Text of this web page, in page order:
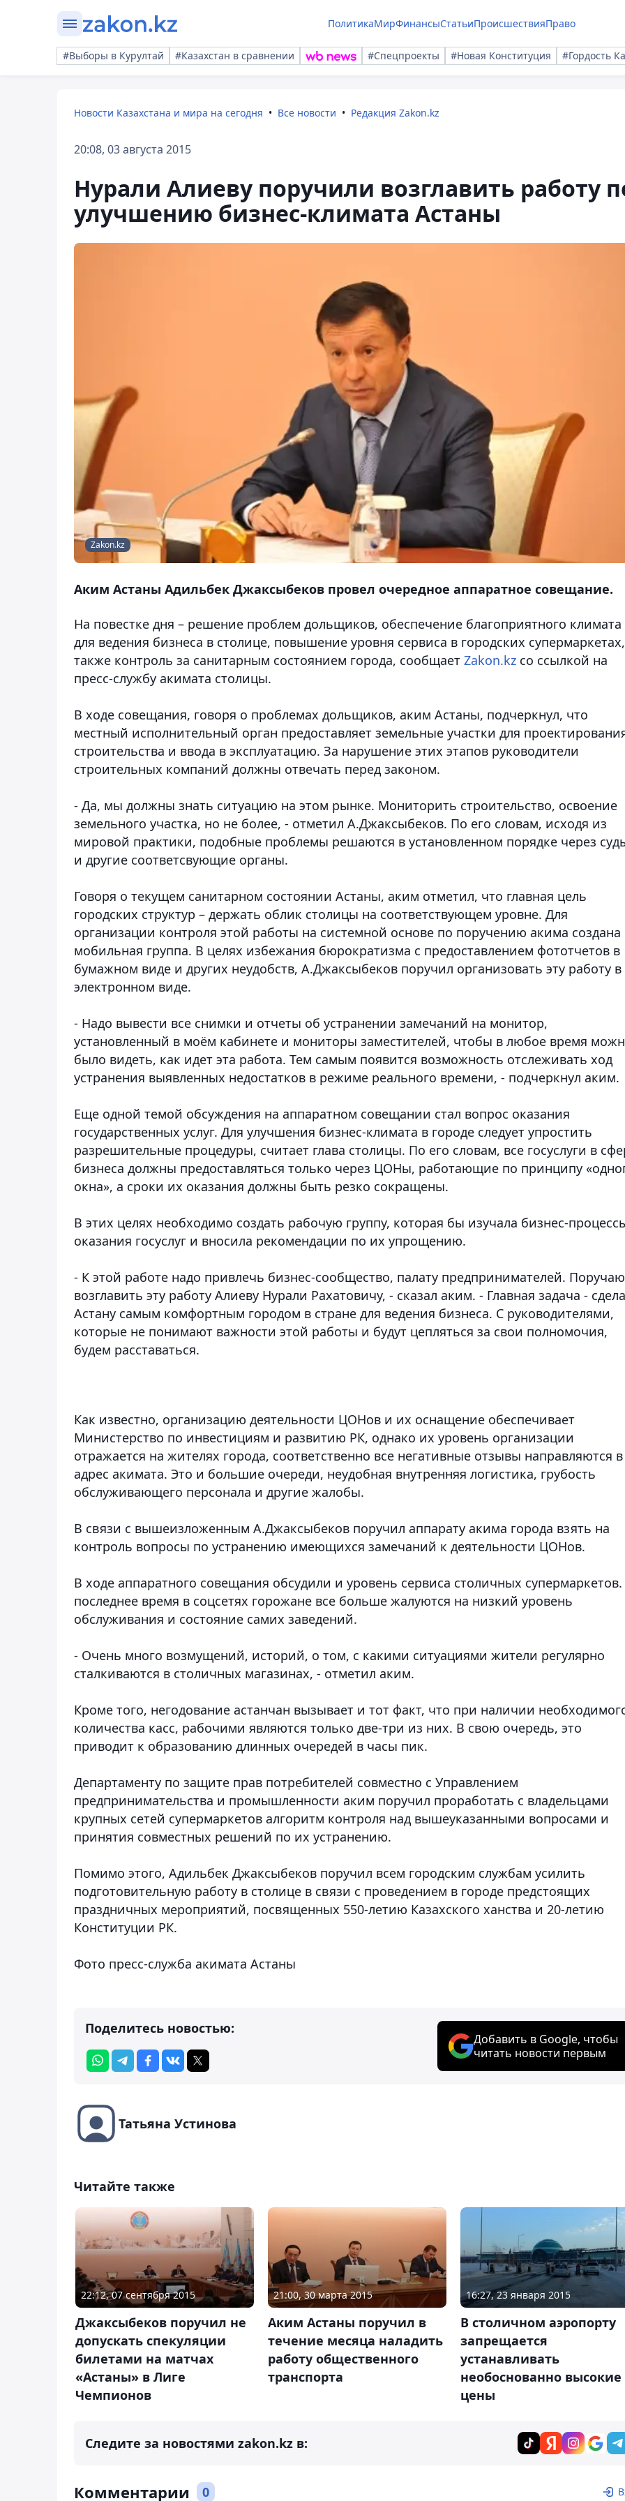
ПолитикаМирФинансыСтатьиПроисшествияПраво
#Выборы в Курултай #Казахстан в сравнении #Спецпроекты #Новая Конституция #Гордость
Новости Казахстана и мира на сегодня Все новости Редакция Zakon.kz
20:08, 03 августа 2015
Нурали Алиеву поручили возглавить работу
улучшению бизнес-климата Астаны
Zakon.kz
Аким Астаны Адильбек Джаксыбеков провел очередное аппаратное совещание.
На повестке дня – решение проблем дольщиков, обеспечение благоприятного климата
для ведения бизнеса в столице, повышение уровня сервиса в городских
также контроль за санитарным состоянием города, сообщает Zakon.kz со ссылкой на
пресс-службу акимата столицы.
В ходе совещания, говоря о проблемах дольщиков, аким Астаны, подчеркнул, что
местный исполнительный орган предоставляет земельные участки для
строительства и ввода в эксплуатацию. За нарушение этих этапов руководители
строительных компаний должны отвечать перед законом.
- Да, мы должны знать ситуацию на этом рынке. Мониторить строительство, освоение
земельного участка, но не более, - отметил А.Джаксыбеков. По его словам, исходя из
мировой практики, подобные проблемы решаются в установленном порядке через
и другие соответсвующие органы.
Говоря о текущем санитарном состоянии Астаны, аким отметил, что главная цель
городских структур – держать облик столицы на соответствующем уровне. Для
организации контроля этой работы на системной основе по поручению акима создана
мобильная группа. В целях избежания бюрократизма с предоставлением фототчетов в
бумажном виде и других неудобств, А.Джаксыбеков поручил организовать эту работу в
электронном виде.
- Надо вывести все снимки и отчеты об устранении замечаний на монитор,
установленный в моём кабинете и мониторы заместителей, чтобы в любое время
было видеть, как идет эта работа. Тем самым появится возможность отслеживать ход
устранения выявленных недостатков в режиме реального времени, - подчеркнул аким.
Еще одной темой обсуждения на аппаратном совещании стал вопрос оказания
государственных услуг. Для улучшения бизнес-климата в городе следует упростить
разрешительные процедуры, считает глава столицы. По его словам, все госуслуги в
бизнеса должны предоставляться только через ЦОНы, работающие по принципу
окна», а сроки их оказания должны быть резко сокращены.
В этих целях необходимо создать рабочую группу, которая бы изучала бизнес-
оказания госуслуг и вносила рекомендации по их упрощению.
- К этой работе надо привлечь бизнес-сообщество, палату предпринимателей. Поручаю
возглавить эту работу Алиеву Нурали Рахатовичу, - сказал аким. - Главная задача -
Астану самым комфортным городом в стране для ведения бизнеса. С руководителями,
которые не понимают важности этой работы и будут цепляться за свои полномочия,
будем расставаться.
Как известно, организацию деятельности ЦОНов и их оснащение обеспечивает
Министерство по инвестициям и развитию РК, однако их уровень организации
отражается на жителях города, соответственно все негативные отзывы направляются в
адрес акимата. Это и большие очереди, неудобная внутренняя логистика, грубость
обслуживающего персонала и другие жалобы.
В связи с вышеизложенным А.Джаксыбеков поручил аппарату акима города взять на
контроль вопросы по устранению имеющихся замечаний к деятельности ЦОНов.
В ходе аппаратного совещания обсудили и уровень сервиса столичных
последнее время в соцсетях горожане все больше жалуются на низкий уровень
обслуживания и состояние самих заведений.
- Очень много возмущений, историй, о том, с какими ситуациями жители регулярно
сталкиваются в столичных магазинах, - отметил аким.
Кроме того, негодование астанчан вызывает и тот факт, что при наличии
количества касс, рабочими являются только две-три из них. В свою очередь, это
приводит к образованию длинных очередей в часы пик.
Департаменту по защите прав потребителей совместно с Управлением
предпринимательства и промышленности аким поручил проработать с владельцами
крупных сетей супермаркетов алгоритм контроля над вышеуказанными вопросами и
принятия совместных решений по их устранению.
Помимо этого, Адильбек Джаксыбеков поручил всем городским службам усилить
подготовительную работу в столице в связи с проведением в городе предстоящих
праздничных мероприятий, посвященных 550-летию Казахского ханства и 20-летию
Конституции РК.
Фото пресс-служба акимата Астаны
Поделитесь новостью:
Добавить в Google, чтобы
читать новости первым
Татьяна Устинова
Читайте также
22:12, 07 сентября 2015
Джаксыбеков поручил не
допускать спекуляции
билетами на матчах
«Астаны» в Лиге
Чемпионов
21:00, 30 марта 2015
Аким Астаны поручил в
течение месяца наладить
работу общественного
транспорта
16:27, 23 января 2015
В столичном аэропорту
запрещается
устанавливать
необоснованно высокие
цены
Следите за новостями zakon.kz в:
Комментарии 0